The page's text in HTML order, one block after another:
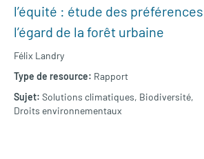
l’équité : étude des
l’égard de la forêt urbaine
Félix Landry
Rapport
Solutions climatiques, Biodiversité,
Droits environnementaux